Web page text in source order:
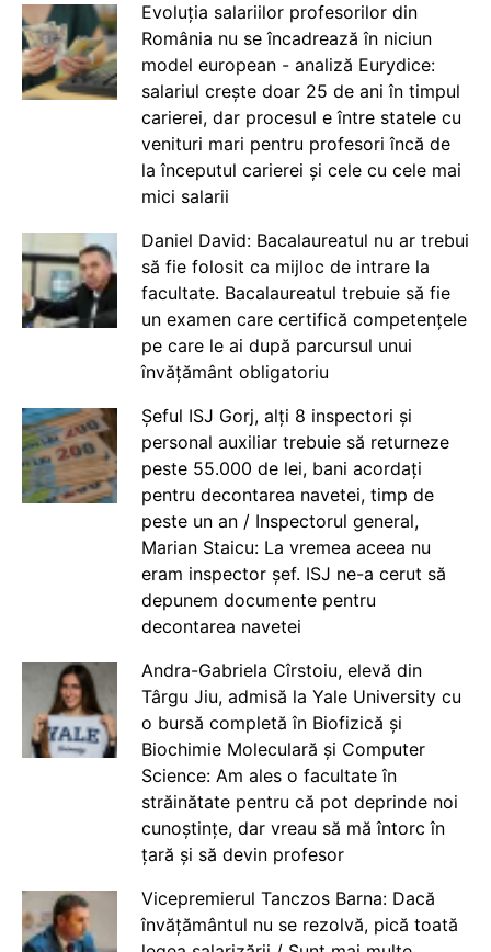
Evoluția salariilor profesorilor din
România nu se încadrează în niciun
model european - analiză Eurydice:
salariul crește doar 25 de ani în timpul
carierei, dar procesul e între statele cu
venituri mari pentru profesori încă de
la începutul carierei și cele cu cele mai
mici salarii
Daniel David: Bacalaureatul nu ar trebui
să fie folosit ca mijloc de intrare la
facultate. Bacalaureatul trebuie să fie
un examen care certifică competențele
pe care le ai după parcursul unui
învățământ obligatoriu
Șeful ISJ Gorj, alți 8 inspectori și
personal auxiliar trebuie să returneze
peste 55.000 de lei, bani acordați
pentru decontarea navetei, timp de
peste un an / Inspectorul general,
Marian Staicu: La vremea aceea nu
eram inspector șef. ISJ ne-a cerut să
depunem documente pentru
decontarea navetei
Andra-Gabriela Cîrstoiu, elevă din
Târgu Jiu, admisă la Yale University cu
o bursă completă în Biofizică și
Biochimie Moleculară și Computer
Science: Am ales o facultate în
străinătate pentru că pot deprinde noi
cunoștințe, dar vreau să mă întorc în
țară și să devin profesor
Vicepremierul Tanczos Barna: Dacă
învățământul nu se rezolvă, pică toată